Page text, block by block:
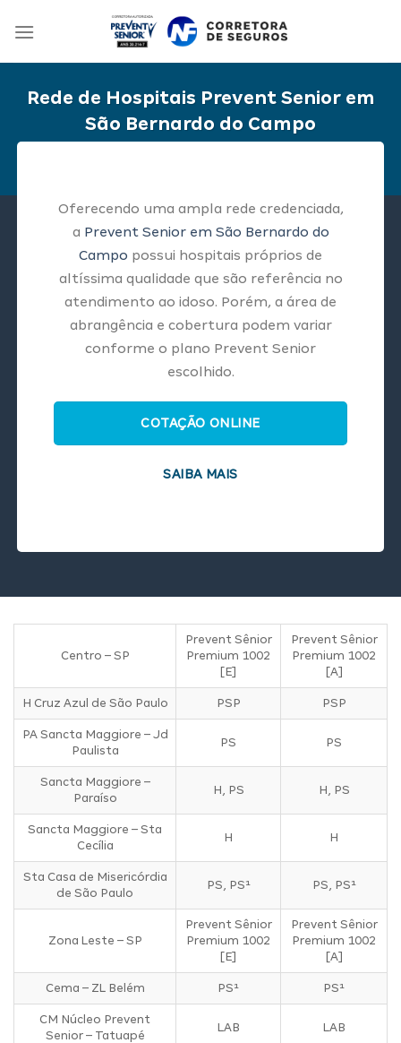
Rede de Hospitais Prevent Senior em
São Bernardo do Campo
Oferecendo uma ampla rede credenciada,
a Prevent Senior em São Bernardo do
Campo possui hospitais próprios de
altíssima qualidade que são referência no
atendimento ao idoso. Porém, a área de
abrangência e cobertura podem variar
conforme o plano Prevent Senior
escolhido.
COTAÇÃO ONLINE
SAIBA MAIS
Centro – SP
Prevent Sênior
Premium 1002
[E]
Prevent Sênior
Premium 1002
[A]
H Cruz Azul de São Paulo PSP PSP
PA Sancta Maggiore – Jd
Paulista
PS PS
Sancta Maggiore –
Paraíso
H, PS H, PS
Sancta Maggiore – Sta
Cecília
H H
Sta Casa de Misericórdia
de São Paulo
PS, PS¹ PS, PS¹
Zona Leste – SP
Prevent Sênior
Premium 1002
[E]
Prevent Sênior
Premium 1002
[A]
Cema – ZL Belém PS¹ PS¹
CM Núcleo Prevent
Senior – Tatuapé
LAB LAB